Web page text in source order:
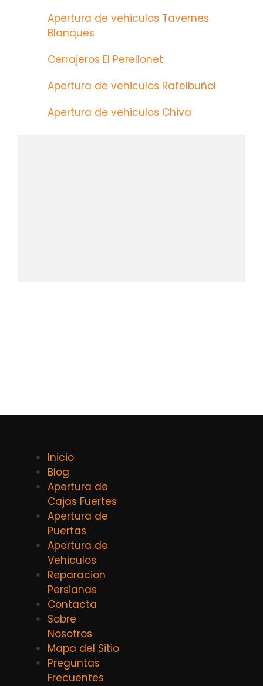
Apertura de vehiculos Tavernes
Blanques
Cerrajeros El Perellonet
Apertura de vehiculos Rafelbuñol
Apertura de vehiculos Chiva
Inicio
Blog
Apertura de
Cajas Fuertes
Apertura de
Puertas
Apertura de
Vehiculos
Reparacion
Persianas
Contacta
Sobre
Nosotros
Mapa del Sitio
Preguntas
Frecuentes